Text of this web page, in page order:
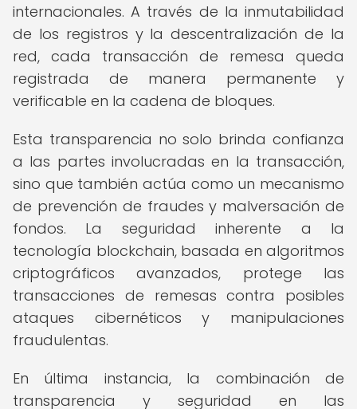
internacionales. A través de la inmutabilidad
de los registros y la descentralización de la
red, cada transacción de remesa queda
registrada de manera permanente y
verificable en la cadena de bloques.
Esta transparencia no solo brinda confianza
a las partes involucradas en la transacción,
sino que también actúa como un mecanismo
de prevención de fraudes y malversación de
fondos. La seguridad inherente a la
tecnología blockchain, basada en algoritmos
criptográficos avanzados, protege las
transacciones de remesas contra posibles
ataques cibernéticos y manipulaciones
fraudulentas.
En última instancia, la combinación de
transparencia y seguridad en las